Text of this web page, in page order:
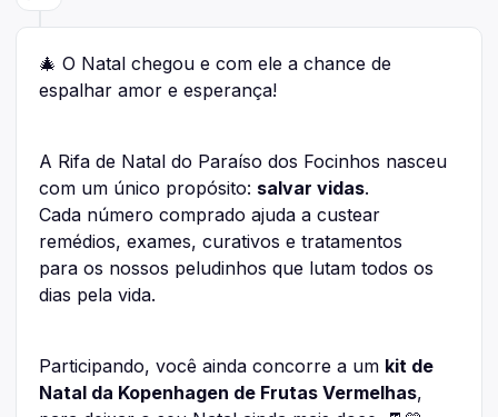
🎄 O Natal chegou e com ele a chance de
espalhar amor e esperança!
A Rifa de Natal do Paraíso dos Focinhos nasceu
com um único propósito: salvar vidas.
Cada número comprado ajuda a custear
remédios, exames, curativos e tratamentos
para os nossos peludinhos que lutam todos os
dias pela vida.
Participando, você ainda concorre a um kit de
Natal da Kopenhagen de Frutas Vermelhas,